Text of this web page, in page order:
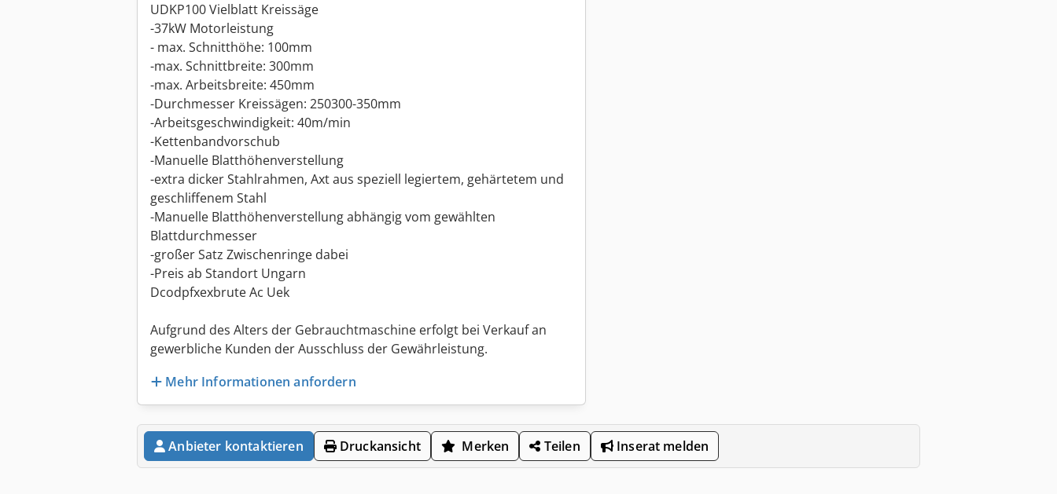
UDKP100 Vielblatt Kreissäge
-37kW Motorleistung
- max. Schnitthöhe: 100mm
-max. Schnittbreite: 300mm
-max. Arbeitsbreite: 450mm
-Durchmesser Kreissägen: 250300-350mm
-Arbeitsgeschwindigkeit: 40m/min
-Kettenbandvorschub
-Manuelle Blatthöhenverstellung
-extra dicker Stahlrahmen, Axt aus speziell legiertem, gehärtetem und
geschliffenem Stahl
-Manuelle Blatthöhenverstellung abhängig vom gewählten
Blattdurchmesser
-großer Satz Zwischenringe dabei
-Preis ab Standort Ungarn
Dcodpfxexbrute Ac Uek
Aufgrund des Alters der Gebrauchtmaschine erfolgt bei Verkauf an
gewerbliche Kunden der Ausschluss der Gewährleistung.
Mehr Informationen anfordern
Anbieter kontaktieren Druckansicht Merken Teilen Inserat melden